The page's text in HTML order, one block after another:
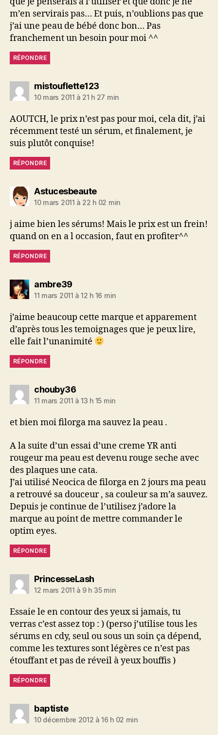
m’en servirais pas… Et puis, n’oublions pas que
j’ai une peau de bébé donc bon… Pas
franchement un besoin pour moi ^^
RÉPONDRE
mistouflette123dit :
10 mars 2011 à 21 h 27 min
AOUTCH, le prix n’est pas pour moi, cela dit, j’ai
récemment testé un sérum, et finalement, je
suis plutôt conquise!
RÉPONDRE
Astucesbeautedit :
10 mars 2011 à 22 h 02 min
j aime bien les sérums! Mais le prix est un frein!
quand on en a l occasion, faut en profiter^^
RÉPONDRE
ambre39dit :
11 mars 2011 à 12 h 16 min
j’aime beaucoup cette marque et apparement
d’après tous les temoignages que je peux lire,
elle fait l’unanimité
RÉPONDRE
chouby36dit :
11 mars 2011 à 13 h 15 min
et bien moi filorga ma sauvez la peau .
A la suite d’un essai d’une creme YR anti
rougeur ma peau est devenu rouge seche avec
des plaques une cata.
J’ai utilisé Neocica de filorga en 2 jours ma peau
a retrouvé sa douceur , sa couleur sa m’a sauvez.
Depuis je continue de l’utilisez j’adore la
marque au point de mettre commander le
optim eyes.
RÉPONDRE
PrincesseLashdit :
12 mars 2011 à 9 h 35 min
Essaie le en contour des yeux si jamais, tu
verras c’est assez top : ) (perso j’utilise tous les
sérums en cdy, seul ou sous un soin ça dépend,
comme les textures sont légères ce n’est pas
étouffant et pas de réveil à yeux bouffis )
RÉPONDRE
baptistedit :
10 décembre 2012 à 16 h 02 min